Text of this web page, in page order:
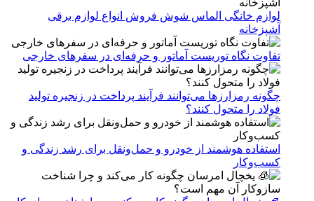
لوازم خانگی الماس شوش فروش انواع لوازم برقی
آشپزخانه
تفاوت نگاه توریست آماتور و حرفه‌ای در سفرهای خارجی
چگونه رمزارزها می‌توانند فرآیند پرداخت در زنجیره تولید
فولاد را متحول کنند؟
استفاده هوشمند از خودرو و حمل‌ونقل برای رشد زندگی و
کسب‌وکار